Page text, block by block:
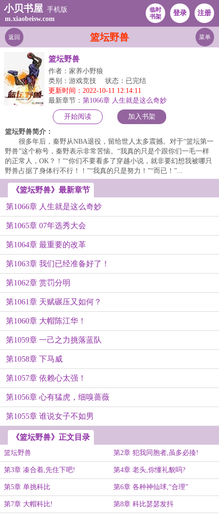
小贝书屋 手机版
m.xiaobeisw.com
临时
书架
登录 注册
篮坛野兽
返回 菜单
篮坛野兽
作者：家养小野狼
类别：游戏竞技
状态：已完结
更新时间：2022-10-11 12:14:11
最新章节： 第1066章 人生就是这么奇妙
开始阅读 加入书架
篮坛野兽简介：
很多年后，秦野从NBA退役，留给世人太多震撼。对于“篮坛第一
野兽”这个称号，秦野表示非常苦恼。“我真的只是个跟你们一毛一样
的正常人，OK？！”“你们不要看多了穿越小说，就非要幻想我被哪只
野兽占据了身体行不行！！”“我真的只是努力！”“而已！”...
《篮坛野兽》最新章节
第1066章 人生就是这么奇妙
第1065章 07年选秀大会
第1064章 最重要的改革
第1063章 我们已经准备好了！
第1062章 赏罚分明
第1061章 天赋碾压又如何？
第1060章 大帽陈江华！
第1059章 一己之力挑落蓝队
第1058章 下马威
第1057章 依赖心太强！
第1056章 心有猛虎，细嗅蔷薇
第1055章 谁说女子不如男
《篮坛野兽》正文目录
篮坛野兽 第2章 犯我同胞者,虽多必揍!
第3章 凑合着,先住下吧! 第4章 老头,你懂礼貌吗?
第5章 单挑科比 第6章 各种神仙球,“合理”
第7章 大帽科比! 第8章 科比瑟瑟发抖